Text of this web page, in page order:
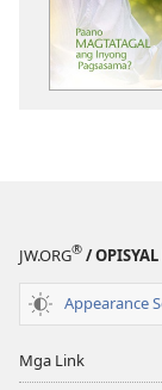
JW.ORG® /
Appearance
Mga Link